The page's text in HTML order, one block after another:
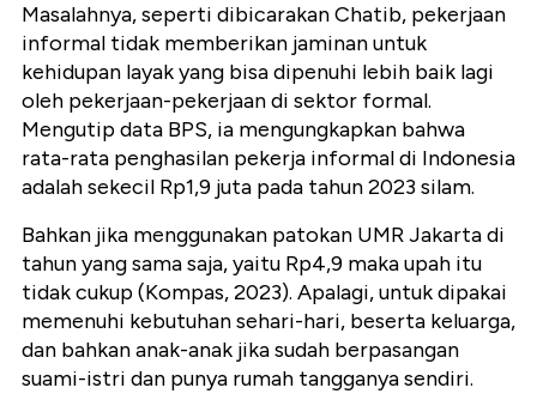
Masalahnya, seperti dibicarakan Chatib, pekerjaan
informal tidak memberikan jaminan untuk
kehidupan layak yang bisa dipenuhi lebih baik lagi
oleh pekerjaan-pekerjaan di sektor formal.
Mengutip data BPS, ia mengungkapkan bahwa
rata-rata penghasilan pekerja informal di Indonesia
adalah sekecil Rp1,9 juta pada tahun 2023 silam.
Bahkan jika menggunakan patokan UMR Jakarta di
tahun yang sama saja, yaitu Rp4,9 maka upah itu
tidak cukup (Kompas, 2023). Apalagi, untuk dipakai
memenuhi kebutuhan sehari-hari, beserta keluarga,
dan bahkan anak-anak jika sudah berpasangan
suami-istri dan punya rumah tangganya sendiri.